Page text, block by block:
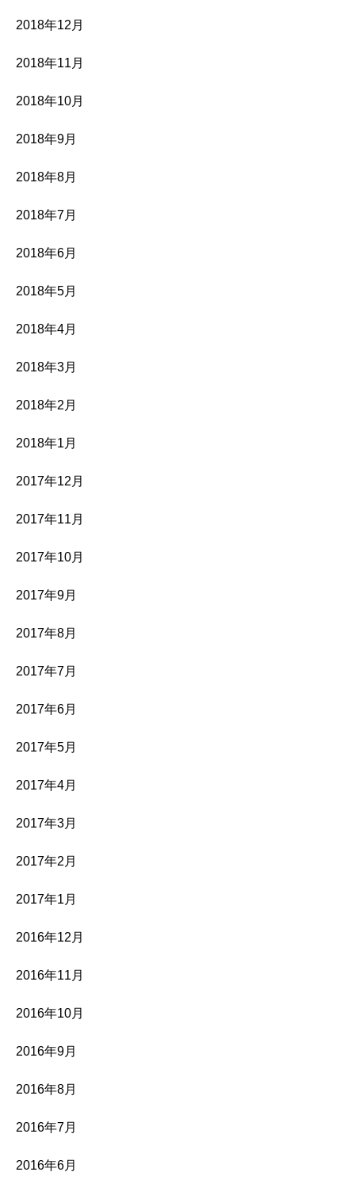
2018年12月
2018年11月
2018年10月
2018年9月
2018年8月
2018年7月
2018年6月
2018年5月
2018年4月
2018年3月
2018年2月
2018年1月
2017年12月
2017年11月
2017年10月
2017年9月
2017年8月
2017年7月
2017年6月
2017年5月
2017年4月
2017年3月
2017年2月
2017年1月
2016年12月
2016年11月
2016年10月
2016年9月
2016年8月
2016年7月
2016年6月